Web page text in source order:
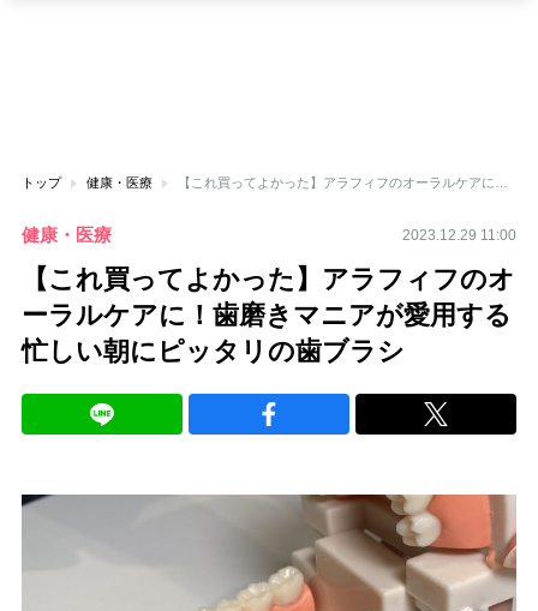
トップ 健康・医療
健康・医療 2023.12.29 11:00
【これ買ってよかった】アラフィフのオ
ーラルケアに！歯磨きマニアが愛用する
忙しい朝にピッタリの歯ブラシ